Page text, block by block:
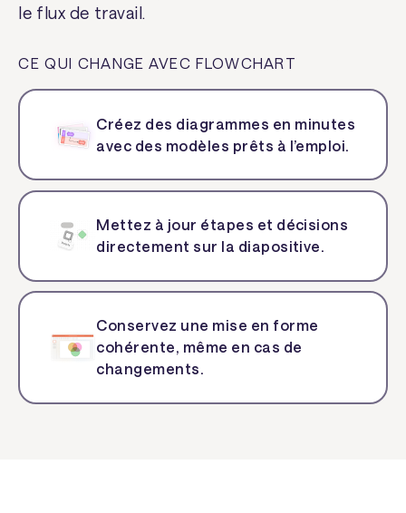
le flux de travail.
CE QUI CHANGE AVEC FLOWCHART
Créez des diagrammes en minutes
avec des modèles prêts à l’emploi.
Mettez à jour étapes et décisions
directement sur la diapositive.
Conservez une mise en forme
cohérente, même en cas de
changements.